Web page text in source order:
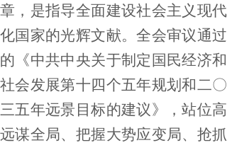
章，是指导全面建设社会主义现代
化国家的光辉文献。全会审议通过
的《中共中央关于制定国民经济和
社会发展第十四个五年规划和二〇
三五年远景目标的建议》，站位高
远谋全局、把握大势应变局、抢抓